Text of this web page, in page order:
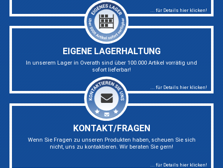
... für Details hier klicken!
EIGENE LAGERHALTUNG
In unserem Lager in Overath sind über 100.000 Artikel vorrätig und
sofort lieferbar!
... für Details hier klicken!
KONTAKT/FRAGEN
Wenn Sie Fragen zu unseren Produkten haben, scheuen Sie sich
nicht, uns zu kontaktieren. Wir beraten Sie gern!
... für Details hier klicken!